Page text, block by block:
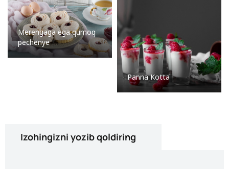
Merengaga ega qumoq
pechenye
Panna Kotta
Izohingizni yozib qoldiring